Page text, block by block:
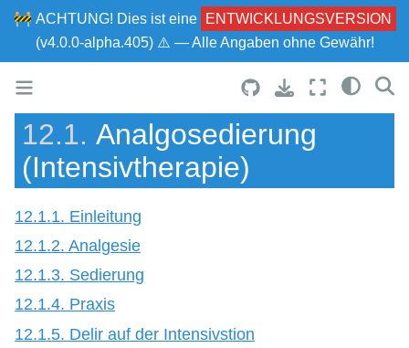
🚧 ACHTUNG! Dies ist eine
ENTWICKLUNGSVERSION
(v4.0.0-alpha.405) ⚠ — Alle Angaben ohne Gewähr!
12.1. Analgosedierung
(Intensivtherapie)
12.1.1. Einleitung
12.1.2. Analgesie
12.1.3. Sedierung
12.1.4. Praxis
12.1.5. Delir auf der Intensivstion